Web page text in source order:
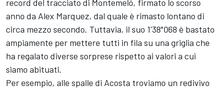
record del tracciato di Montemeló, firmato lo scorso
anno da Alex Marquez, dal quale è rimasto lontano di
circa mezzo secondo. Tuttavia, il suo 1'38"068 è bastato
ampiamente per mettere tutti in fila su una griglia che
ha regalato diverse sorprese rispetto ai valori a cui
siamo abituati.
Per esempio, alle spalle di Acosta troviamo un redivivo